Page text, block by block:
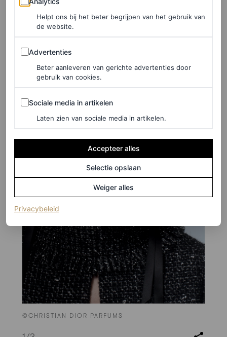
moeten we zeggen: stralend en fris?
Zie hieronder drie backstagebeelden.
©CHRISTIAN DIOR PARFUMS
Helpt ons bij het beter begrijpen van het gebruik van
de website.
Advertenties
Advertenties
Beter aanleveren van gerichte advertenties door
gebruik van cookies.
Sociale media in artikelen
Sociale media in artikelen
Laten zien van sociale media in artikelen.
Accepteer alles
Selectie opslaan
Weiger alles
Privacybeleid